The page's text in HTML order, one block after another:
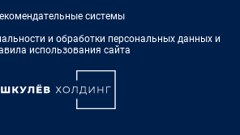
системы
и обработки персональных данных и
использования сайта